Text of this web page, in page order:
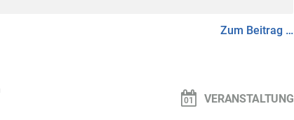
Zum Beitrag …
VERANSTALTUNG